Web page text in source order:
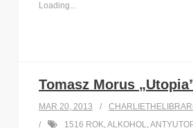
Loading...
Tomasz Morus
MAR 20, 2013
1516 ROK,ALKOHOL,